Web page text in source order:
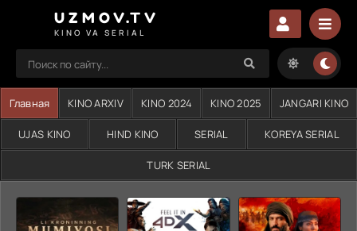
UZMOV.TV
KINO VA SERIAL
Главная KINO ARXIV KINO 2024 KINO 2025 JANGARI KINO
UJAS KINO HIND KINO SERIAL KOREYA SERIAL
TURK SERIAL